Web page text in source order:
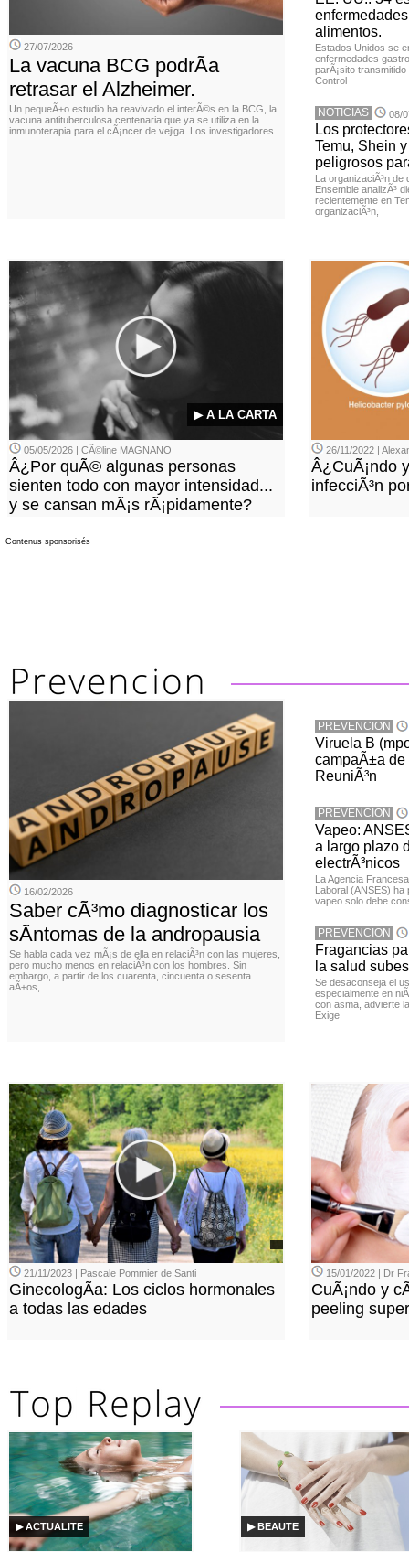
27/07/2026
La vacuna BCG podrÃ­a
retrasar el Alzheimer.
Un pequeÃ±o estudio ha reavivado el interÃ©s en la BCG, la
vacuna antituberculosa centenaria que ya se utiliza en la
inmunoterapia para el cÃ¡ncer de vejiga. Los investigadores
alimentos.
Estados Unidos se
enfermedades
parÃ¡sito
Control
NOTICIAS 08/
Los
Temu, Shein
peligrosos
La organizaciÃ³n
Ensemble analizÃ³
recientemente en
organizaciÃ³n,
▶ A LA CARTA
05/05/2026 | CÃ©line MAGNANO
Â¿Por quÃ© algunas personas
sienten todo con mayor intensidad...
y se cansan mÃ¡s rÃ¡pidamente?
26/11/2022 |
Â¿CuÃ¡ndo
infecciÃ³n
Contenus sponsorisés
16/02/2026
Saber cÃ³mo diagnosticar los
sÃ­ntomas de la andropausia
Se habla cada vez mÃ¡s de ella en relaciÃ³n con las mujeres,
pero mucho menos en relaciÃ³n con los hombres. Sin
embargo, a partir de los cuarenta, cincuenta o sesenta
aÃ±os,
PREVENCION
Viruela B
campaÃ±a de
ReuniÃ³n
PREVENCION
Vapeo:
a largo plazo
electrÃ³nicos
La Agencia
Laboral (ANSES) ha
vapeo solo debe
PREVENCION
Fragancias
la salud
Se desaconseja el
especialmente en
con asma, advierte
Exige
21/11/2023 | Pascale Pommier de Santi
GinecologÃ­a: Los ciclos hormonales
a todas las edades
15/01/2022 | Dr
CuÃ¡ndo y
peeling
▶ ACTUALITE ▶ BEAUTE